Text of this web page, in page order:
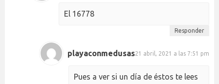
El 16778
Responder
playaconmedusas21 abril, 2021 a las 7:51 pm
Pues a ver si un día de éstos te lees